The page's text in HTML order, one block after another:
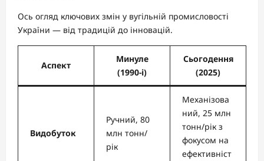
Ось огляд ключових змін у вугільній промисловості
України — від традицій до інновацій.
Аспект
Минуле
(1990-і)
Сьогодення
(2025)
Видобуток
Ручний, 80
млн тонн/
рік
Механізова
ний, 25 млн
тонн/рік з
фокусом на
ефективніст